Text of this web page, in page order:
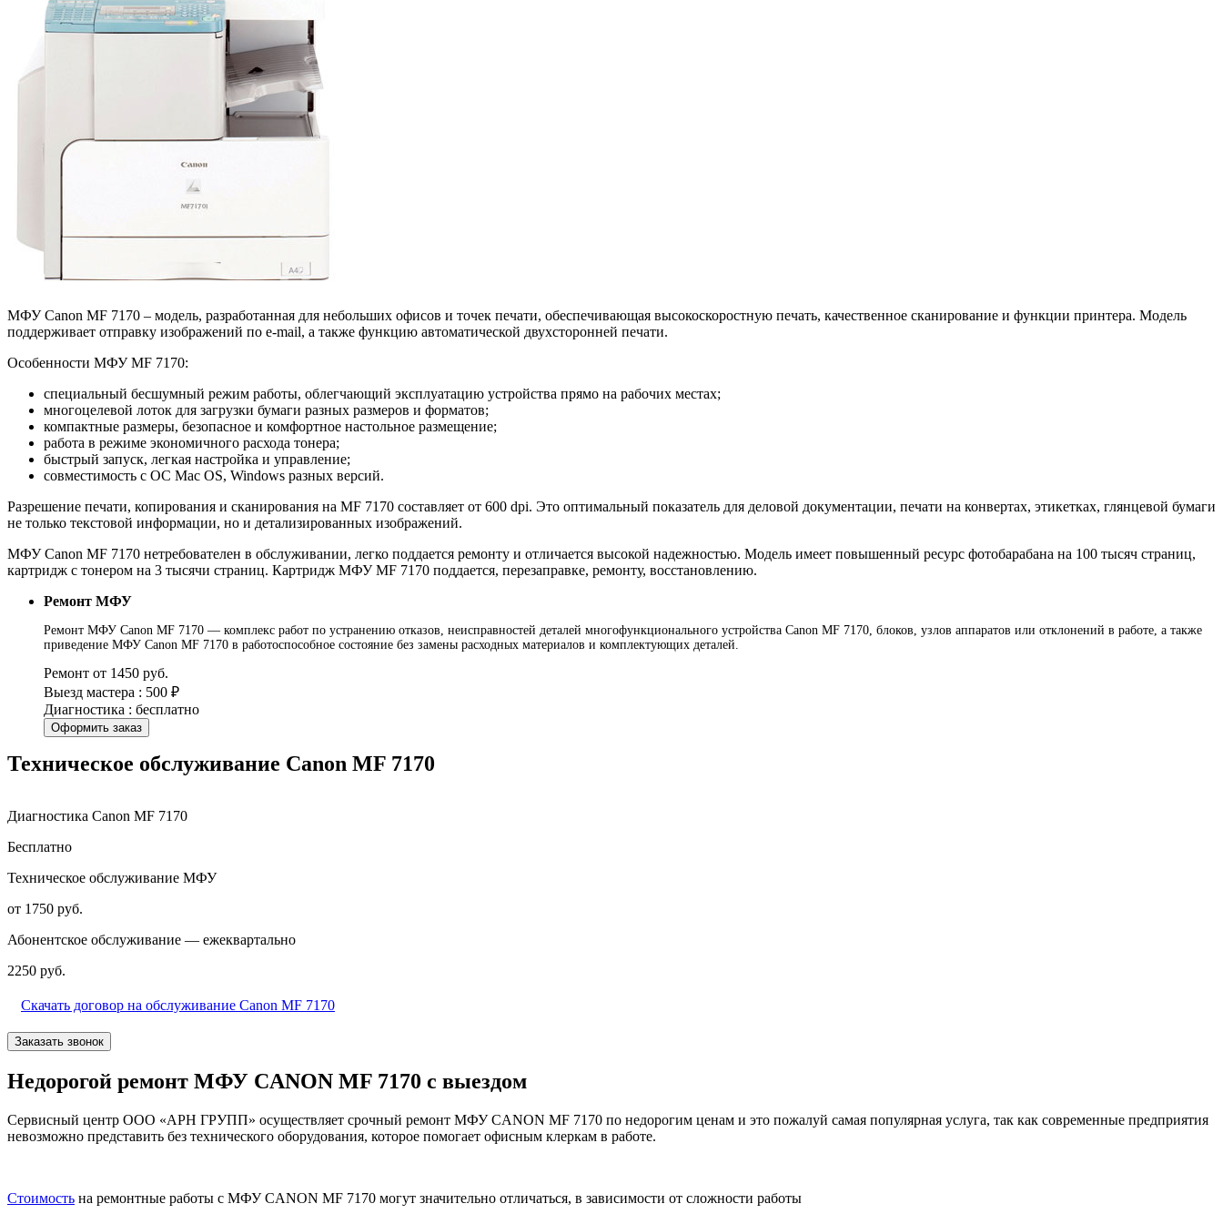
МФУ Canon MF 7170 – модель, разработанная для небольших офисов и точек печати, обеспечивающая высокоскоростную печать, качественное сканирование и функции принтера. Модель
поддерживает отправку изображений по e-mail, а также функцию автоматической двухсторонней печати.
Особенности МФУ MF 7170:
специальный бесшумный режим работы, облегчающий эксплуатацию устройства прямо на рабочих местах;
многоцелевой лоток для загрузки бумаги разных размеров и форматов;
компактные размеры, безопасное и комфортное настольное размещение;
работа в режиме экономичного расхода тонера;
быстрый запуск, легкая настройка и управление;
совместимость с ОС Mac OS, Windows разных версий.
Разрешение печати, копирования и сканирования на MF 7170 составляет от 600 dpi. Это оптимальный показатель для деловой документации, печати на конвертах, этикетках, глянцевой бумаги
не только текстовой информации, но и детализированных изображений.
МФУ Canon MF 7170 нетребователен в обслуживании, легко поддается ремонту и отличается высокой надежностью. Модель имеет повышенный ресурс фотобарабана на 100 тысяч страниц,
картридж с тонером на 3 тысячи страниц. Картридж МФУ MF 7170 поддается, перезаправке, ремонту, восстановлению.
Ремонт МФУ
Ремонт МФУ Canon MF 7170 — комплекс работ по устранению отказов, неисправностей деталей многофункционального устройства Canon MF 7170, блоков, узлов аппаратов или отклонений в работе, а также
приведение МФУ Canon MF 7170 в работоспособное состояние без замены расходных материалов и комплектующих деталей.
Ремонт от 1450 руб.
Выезд мастера : 500 ₽
Диагностика : бесплатно
Оформить заказ
Техническое обслуживание Canon MF 7170
Диагностика Canon MF 7170
Бесплатно
Техническое обслуживание МФУ
от 1750 руб.
Абонентское обслуживание — ежеквартально
2250 руб.
Скачать договор на обслуживание Canon MF 7170
Заказать звонок
Недорогой ремонт МФУ CANON MF 7170 с выездом
Сервисный центр ООО «АРН ГРУПП» осуществляет срочный ремонт МФУ CANON MF 7170 по недорогим ценам и это пожалуй самая популярная услуга, так как современные предприятия
невозможно представить без технического оборудования, которое помогает офисным клеркам в работе.
Стоимость на ремонтные работы с МФУ CANON MF 7170 могут значительно отличаться, в зависимости от сложности работы